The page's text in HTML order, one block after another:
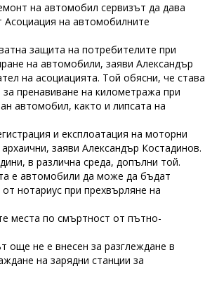
на автомобил сервизът да дава
Асоциация на автомобилните
защита на потребителите при
на автомобили, заяви Александър
на асоциацията. Той обясни, че става
за пренавиване на километража при
автомобил, както и липсата на
и експлоатация на моторни
заяви Александър Костадинов.
в различна среда, допълни той.
е автомобили да може да бъдат
нотариус при прехвърляне на
места по смъртност от пътно-
още не е внесен за разглеждане в
на зарядни станции за